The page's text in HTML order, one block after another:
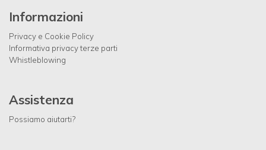
Informazioni
Privacy e Cookie Policy
Informativa privacy terze parti
Whistleblowing
Assistenza
Possiamo aiutarti?